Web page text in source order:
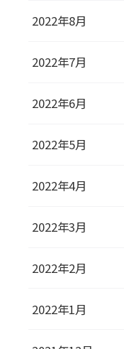
2022年8月
2022年7月
2022年6月
2022年5月
2022年4月
2022年3月
2022年2月
2022年1月